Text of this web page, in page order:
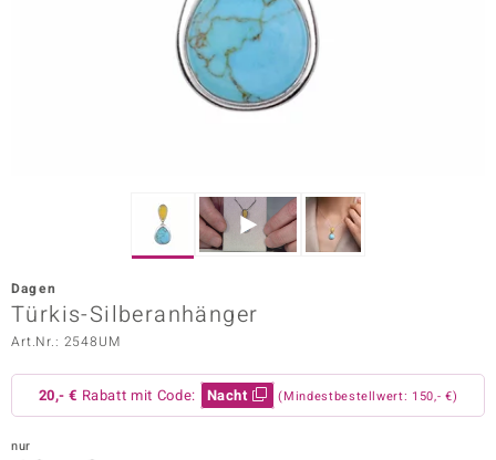
Vogue
Dagen
Türkis-Silberanhänger
Art.Nr.: 2548UM
20,- € Rabatt mit Code: Nacht (Mindestbestellwert: 150,- €)
nur